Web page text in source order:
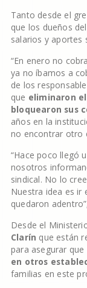
Tanto desde el
que los dueños
salarios y aportes
“En enero no
ya no íbamos a
de los
que eliminaron
bloquearon sus
años en la
no encontrar otro
“Hace poco llegó
nosotros
sindical. No lo
Nuestra idea es ir
quedaron
Desde el
Clarín que están
para asegurar que
en otros
familias en este